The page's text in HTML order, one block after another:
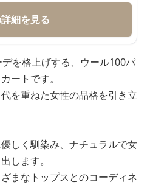
細を見る
を格上げする、ウール100パ
ートです。
を重ねた女性の品格を引き立
しく馴染み、ナチュラルで女
します。
まなトップスとのコーディネ